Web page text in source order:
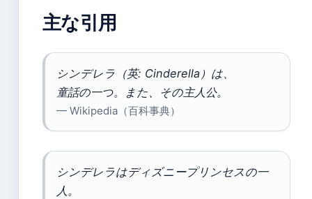
主な引用
シンデレラ（英: Cinderella）は、
童話の一つ。また、その主人公。
— Wikipedia（百科事典）
シンデレラはディズニープリンセスの一
人。